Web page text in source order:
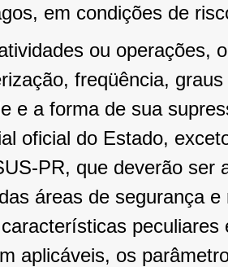
em condições de
ou operações,
freqüência,
e a forma de sua
oficial do Estado,
PR, que deverão ser
áreas de segurança
aplicáveis, os